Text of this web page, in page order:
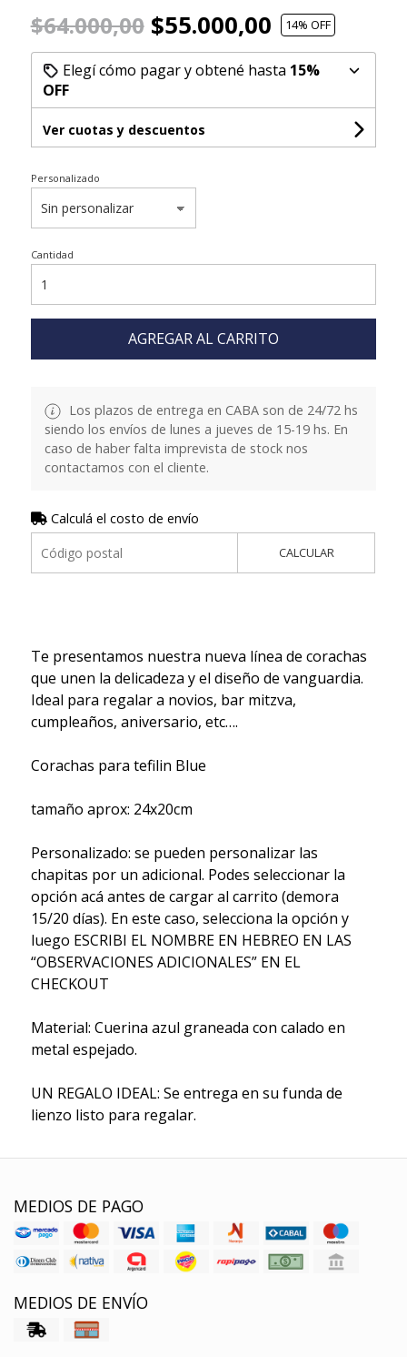
$64.000,00$55.000,00 14% OFF
Elegí cómo pagar y obtené hasta 15%
OFF
Ver cuotas y descuentos
Personalizado
Cantidad
AGREGAR AL CARRITO
Los plazos de entrega en CABA son de 24/72 hs
siendo los envíos de lunes a jueves de 15-19 hs. En
caso de haber falta imprevista de stock nos
contactamos con el cliente.
Calculá el costo de envío
CALCULAR
Te presentamos nuestra nueva línea de corachas
que unen la delicadeza y el diseño de vanguardia.
Ideal para regalar a novios, bar mitzva,
cumpleaños, aniversario, etc….
Corachas para tefilin Blue
tamaño aprox: 24x20cm
Personalizado: se pueden personalizar las
chapitas por un adicional. Podes seleccionar la
opción acá antes de cargar al carrito (demora
15/20 días). En este caso, selecciona la opción y
luego ESCRIBI EL NOMBRE EN HEBREO EN LAS
“OBSERVACIONES ADICIONALES” EN EL
CHECKOUT
Material: Cuerina azul graneada con calado en
metal espejado.
UN REGALO IDEAL: Se entrega en su funda de
lienzo listo para regalar.
MEDIOS DE PAGO
MEDIOS DE ENVÍO